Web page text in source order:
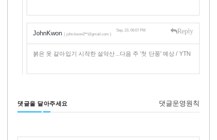
JohnKwon ( john.kwon2**@gmail.com )
Sep, 23, 06:07 PM Reply
붉은 옷 갈아입기 시작한 설악산...다음 주 '첫 단풍' 예상 / YTN
댓글을 달아주세요 댓글운영원칙